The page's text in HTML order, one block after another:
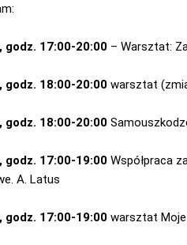
godz. 17:00-20:00 – Warsztat:
godz. 18:00-20:00 warsztat
godz. 18:00-20:00
godz. 17:00-19:00 Współpraca
A. Latus
godz. 17:00-19:00 warsztat